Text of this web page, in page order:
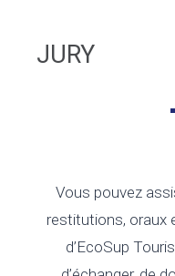
JURY
Vous pouvez
restitutions, oraux
d’EcoSup